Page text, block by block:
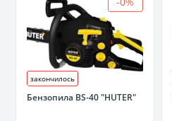
закончилось
Бензопила BS-40 "HUTER"